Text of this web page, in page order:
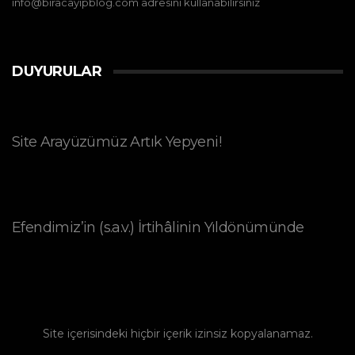
info@biracayipblog.com adresini kullanabilirsiniz
DUYURULAR
Site Arayüzümüz Artık Yepyeni!
Efendimiz’in (s.a.v.) İrtihâlinin Yıldönümünde
Site içerisindeki hiçbir içerik izinsiz kopyalanamaz.